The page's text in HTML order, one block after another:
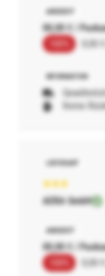
00,00 € /
0,00
Keine
AERA GmbH
00,00 € /
0,00